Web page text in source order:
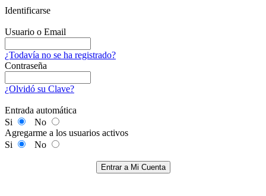
Identificarse
Usuario o Email
¿Todavía no se ha registrado?
Contraseña
¿Olvidó su Clave?
Entrada automática
Si
No
Agregarme a los usuarios activos
Si
No
Entrar a Mi Cuenta